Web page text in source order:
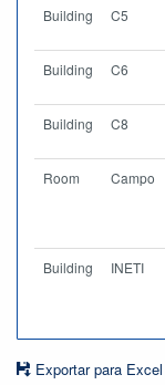
Building C5
Building C6
Building C8
Room Campo
Building INETI
Exportar para Excel